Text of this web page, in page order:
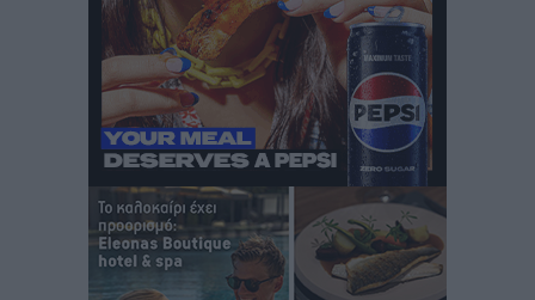
Αθλητικά • πριν 28 λεπτά
Γ.Σ. Ηπιόνη: «Προπονητική ομάδα με εμπειρία,
επιστημονική γνώση και σύγχρονες μεθόδους»
Αθλητικά• πριν 29 λεπτά
Α.Σ. Ρόδος: Ξανά στα «πράσινα» ο Νίκος Κοντίτσης
Αθλητικά• πριν 32 λεπτά
Συναυλία Μάριου Φραγκούλη – Γιώργου Περρή στην